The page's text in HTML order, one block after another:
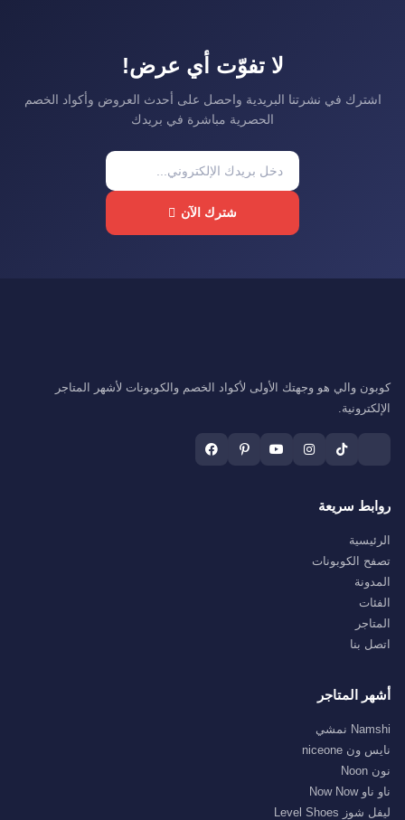
لا تفوّت أي عرض!
اشترك في نشرتنا البريدية واحصل على أحدث العروض وأكواد الخصم
الحصرية مباشرة في بريدك
شترك الآن
كوبون والي هو وجهتك الأولى لأكواد الخصم والكوبونات لأشهر المتاجر
الإلكترونية.
روابط سريعة
الرئيسية
تصفح الكوبونات
المدونة
الفئات
المتاجر
اتصل بنا
أشهر المتاجر
Namshi نمشي
نايس ون niceone
نون Noon
ناو ناو Now Now
ليفل شوز Level Shoes